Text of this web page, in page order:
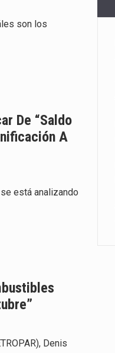
son los
De “saldo
A
está analizando
Denis